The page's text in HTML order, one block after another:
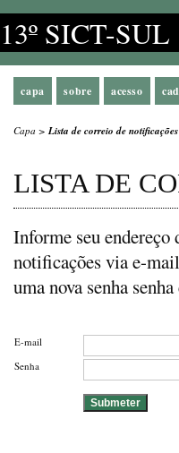
13º SICT-SUL
capa sobre acesso
Capa > Lista de correio de notificações
LISTA DE
Informe seu endereço
notificações via e-
uma nova senha
E-mail
Senha